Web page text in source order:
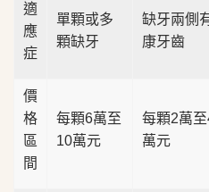
適
應
症
單顆或多
顆缺牙
缺牙兩側
康牙齒
價
格
區
間
每顆6萬至
10萬元
每顆2萬
萬元